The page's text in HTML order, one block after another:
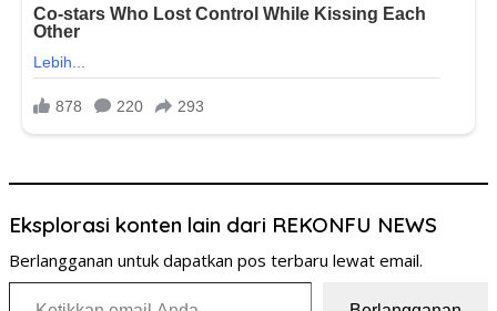
Eksplorasi konten lain dari REKONFU NEWS
Berlangganan untuk dapatkan pos terbaru lewat email.
Ketikkan email Anda...